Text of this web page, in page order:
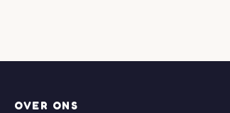
OVER ONS